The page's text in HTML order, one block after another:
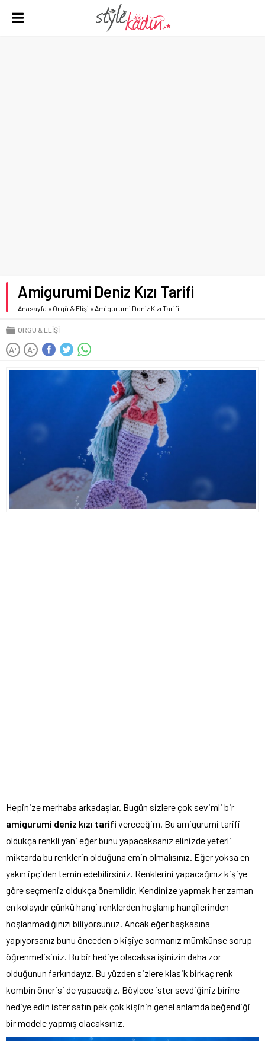
Amigurumi Deniz Kızı Tarifi
Anasayfa » Örgü & Elişi »Amigurumi Deniz Kızı Tarifi
ÖRGÜ & ELIŞI
A+ A-
Hepinize merhaba arkadaşlar. Bugün sizlere çok sevimli bir
amigurumi deniz kızı tarifi vereceğim. Bu amigurumi tarifi
oldukça renkli yani eğer bunu yapacaksanız elinizde yeterli
miktarda bu renklerin olduğuna emin olmalısınız. Eğer yoksa en
yakın ipçiden temin edebilirsiniz. Renklerini yapacağınız kişiye
göre seçmeniz oldukça önemlidir. Kendinize yapmak her zaman
en kolayıdır çünkü hangi renklerden hoşlanıp hangilerinden
hoşlanmadığınızı biliyorsunuz. Ancak eğer başkasına
yapıyorsanız bunu önceden o kişiye sormanız mümkünse sorup
öğrenmelisiniz. Bu bir hediye olacaksa işinizin daha zor
olduğunun farkındayız. Bu yüzden sizlere klasik birkaç renk
kombin önerisi de yapacağız. Böylece ister sevdiğiniz birine
hediye edin ister satın pek çok kişinin genel anlamda beğendiği
bir modele yapmış olacaksınız.